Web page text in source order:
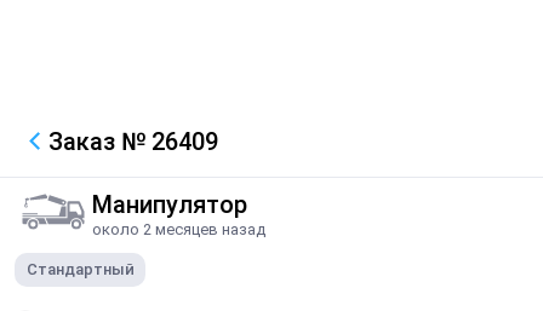
Заказ № 26409
Манипулятор
около 2 месяцев назад
Стандартный